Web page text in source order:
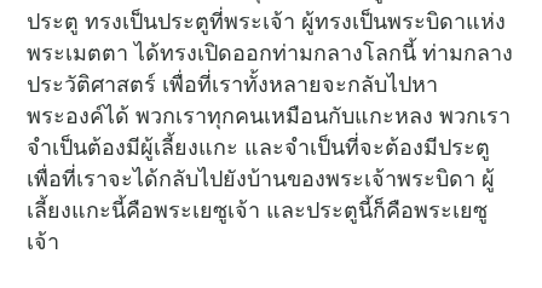
ประตู ทรงเป็นประตูที่พระเจ้า ผู้ทรงเป็นพระบิดาแห่ง
พระเมตตา ได้ทรงเปิดออกท่ามกลางโลกนี้ ท่ามกลาง
ประวัติศาสตร์ เพื่อที่เราทั้งหลายจะกลับไปหา
พระองค์ได้ พวกเราทุกคนเหมือนกับแกะหลง พวกเรา
จำเป็นต้องมีผู้เลี้ยงแกะ และจำเป็นที่จะต้องมีประตู
เพื่อที่เราจะได้กลับไปยังบ้านของพระเจ้าพระบิดา ผู้
เลี้ยงแกะนี้คือพระเยซูเจ้า และประตูนี้ก็คือพระเยซู
เจ้า